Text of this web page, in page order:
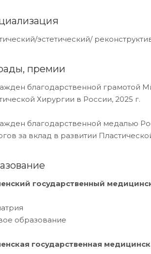
эстетический/
премии
благодарственной грамотой
Хирургии в России, 2025 г.
благодарственной медалью
за вклад в развитии
государственный
образование
государственная